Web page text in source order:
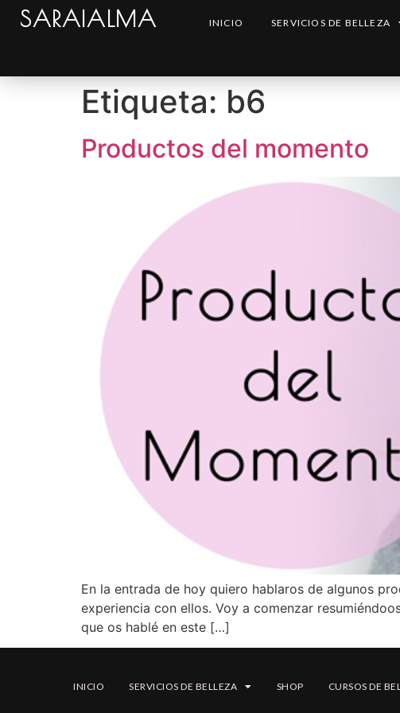
SARAIALMA INICIO SERVICIOS DE BELLEZA
Etiqueta: b6
Productos del momento
En la entrada de hoy quiero hablaros de algunos
experiencia con ellos. Voy a comenzar
que os hablé en este […]
INICIO SERVICIOS DE BELLEZA SHOP CURSOS DE